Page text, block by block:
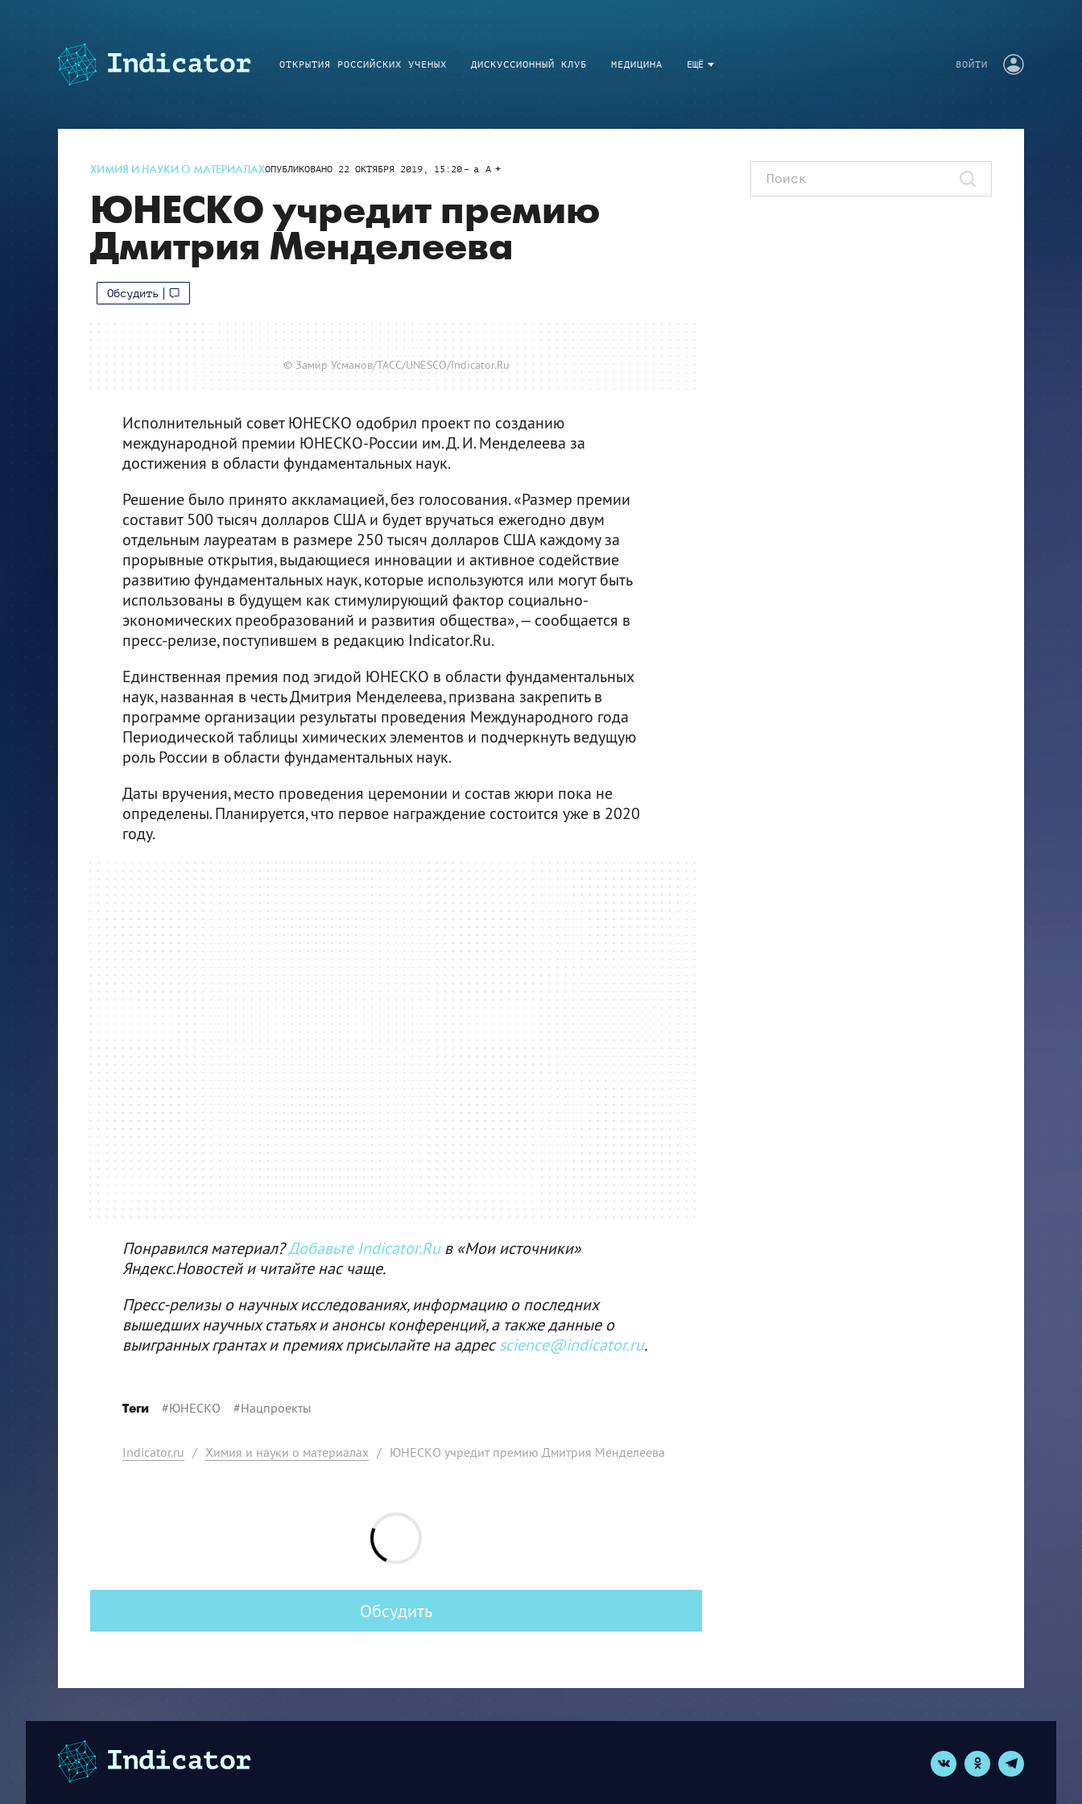
ЕЩЁ
ОТКРЫТИЯ РОССИЙСКИХ УЧЕНЫХ ДИСКУССИОННЫЙ КЛУБ МЕДИЦИНА ВОЙТИ
ХИМИЯ И НАУКИ О МАТЕРИАЛАХОПУБЛИКОВАНО 22 ОКТЯБРЯ 2019, 15:20 a A
ЮНЕСКО учредит премию
Дмитрия Менделеева
Обсудить
© Замир Усманов/ТАСС/UNESCO/Indicator.Ru
Исполнительный совет ЮНЕСКО одобрил проект по созданию
международной премии ЮНЕСКО-России им. Д. И. Менделеева за
достижения в области фундаментальных наук.
Решение было принято аккламацией, без голосования. «Размер премии
составит 500 тысяч долларов США и будет вручаться ежегодно двум
отдельным лауреатам в размере 250 тысяч долларов США каждому за
прорывные открытия, выдающиеся инновации и активное содействие
развитию фундаментальных наук, которые используются или могут быть
использованы в будущем как стимулирующий фактор социально-
экономических преобразований и развития общества», — сообщается в
пресс-релизе, поступившем в редакцию Indicator.Ru.
Единственная премия под эгидой ЮНЕСКО в области фундаментальных
наук, названная в честь Дмитрия Менделеева, призвана закрепить в
программе организации результаты проведения Международного года
Периодической таблицы химических элементов и подчеркнуть ведущую
роль России в области фундаментальных наук.
Даты вручения, место проведения церемонии и состав жюри пока не
определены. Планируется, что первое награждение состоится уже в 2020
году.
Понравился материал?Добавьте Indicator.Ruв «Мои источники»
Яндекс.Новостей и читайте нас чаще.
Пресс-релизы о научных исследованиях, информацию о последних
вышедших научных статьях и анонсы конференций, а также данные о
выигранных грантах и премиях присылайте на адресscience@indicator.ru.
Теги #ЮНЕСКО #Нацпроекты
Indicator.ru / Химия и науки о материалах / ЮНЕСКО учредит премию Дмитрия Менделеева
Обсудить